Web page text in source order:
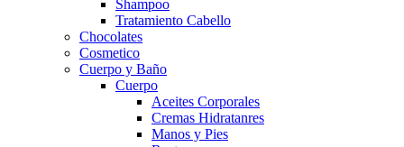
Shampoo
Tratamiento Cabello
Chocolates
Cosmetico
Cuerpo y Baño
Cuerpo
Aceites Corporales
Cremas Hidratanres
Manos y Pies